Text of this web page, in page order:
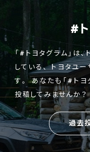
#
「#トヨタグラム」は
している、トヨタユー
す。あなたも「#トヨ
投稿してみませんか？
過去